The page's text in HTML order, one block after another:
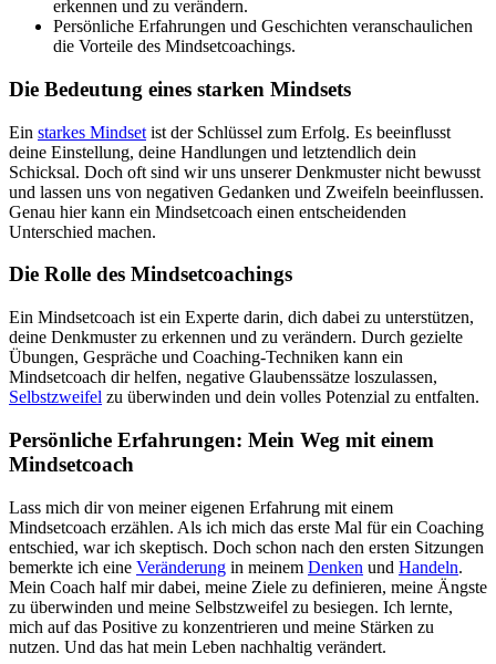
erkennen und zu verändern.
Persönliche Erfahrungen und Geschichten veranschaulichen
die Vorteile des Mindsetcoachings.
Die Bedeutung eines starken Mindsets
Ein starkes Mindset ist der Schlüssel zum Erfolg. Es beeinflusst
deine Einstellung, deine Handlungen und letztendlich dein
Schicksal. Doch oft sind wir uns unserer Denkmuster nicht bewusst
und lassen uns von negativen Gedanken und Zweifeln beeinflussen.
Genau hier kann ein Mindsetcoach einen entscheidenden
Unterschied machen.
Die Rolle des Mindsetcoachings
Ein Mindsetcoach ist ein Experte darin, dich dabei zu unterstützen,
deine Denkmuster zu erkennen und zu verändern. Durch gezielte
Übungen, Gespräche und Coaching-Techniken kann ein
Mindsetcoach dir helfen, negative Glaubenssätze loszulassen,
Selbstzweifel zu überwinden und dein volles Potenzial zu entfalten.
Persönliche Erfahrungen: Mein Weg mit einem
Mindsetcoach
Lass mich dir von meiner eigenen Erfahrung mit einem
Mindsetcoach erzählen. Als ich mich das erste Mal für ein Coaching
entschied, war ich skeptisch. Doch schon nach den ersten Sitzungen
bemerkte ich eine Veränderung in meinem Denken und Handeln.
Mein Coach half mir dabei, meine Ziele zu definieren, meine Ängste
zu überwinden und meine Selbstzweifel zu besiegen. Ich lernte,
mich auf das Positive zu konzentrieren und meine Stärken zu
nutzen. Und das hat mein Leben nachhaltig verändert.